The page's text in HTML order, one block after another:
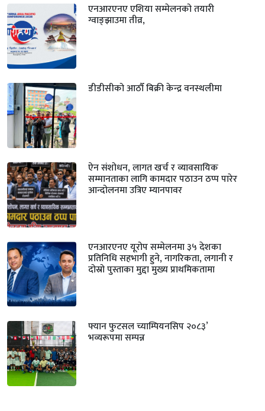
एनआरएनए एशिया सम्मेलनको तयारी
ग्वाङ्झाउमा तीव्र,
डीडीसीको आठौँ बिक्री केन्द्र वनस्थलीमा
ऐन संशोधन, लागत खर्च र व्यावसायिक
सम्मानताका लागि कामदार पठाउन ठप्प पारेर
आन्दोलनमा उत्रिए म्यानपावर
एनआरएनए यूरोप सम्मेलनमा ३५ देशका
प्रतिनिधि सहभागी हुने, नागरिकता, लगानी र
दोस्रो पुस्ताका मुद्दा मुख्य प्राथमिकतामा
फ्यान फुटसल च्याम्पियनसिप २०८३’
भव्यरूपमा सम्पन्न